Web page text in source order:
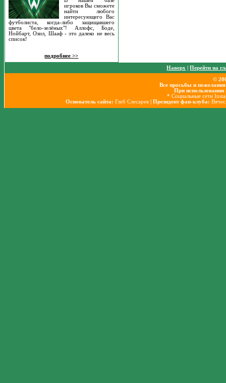
игроков Вы сможете
найти любого
интересующего Вас
футболиста, когда-либо защищавшего
цвета "бело-зелёных"! Аллофс, Боде,
Нойбарт, Озил, Шааф - это далеко не весь
список!
подробнее >>
Наверх |Перейти на
©
Все просьбы и
При использовании
* Социальные сети
Основатель сайта: Глеб Слесарев | Президент фан-клуба: